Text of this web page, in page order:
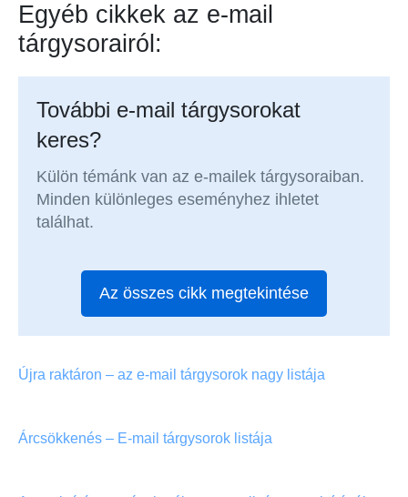
Egyéb cikkek az e-mail
tárgysorairól:
További e-mail tárgysorokat
keres?
Külön témánk van az e-mailek tárgysoraiban.
Minden különleges eseményhez ihletet
találhat.
Az összes cikk megtekintése
Újra raktáron – az e-mail tárgysorok nagy listája
Árcsökkenés – E-mail tárgysorok listája